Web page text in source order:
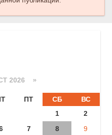
2026 »
ПТ СБ
ВС
1
2
7 8
9